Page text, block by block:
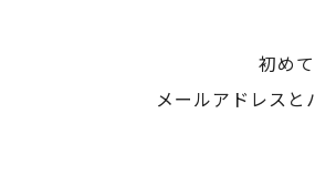
初め
メールアドレスと